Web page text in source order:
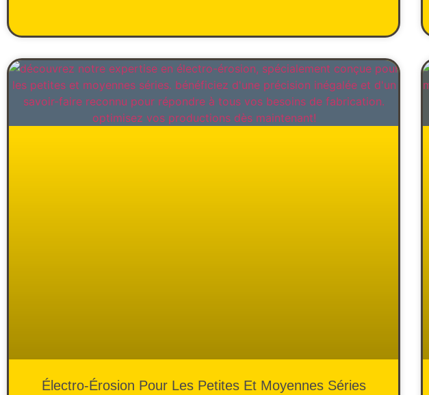
Électro-Érosion Pour Les Petites Et Moyennes Séries